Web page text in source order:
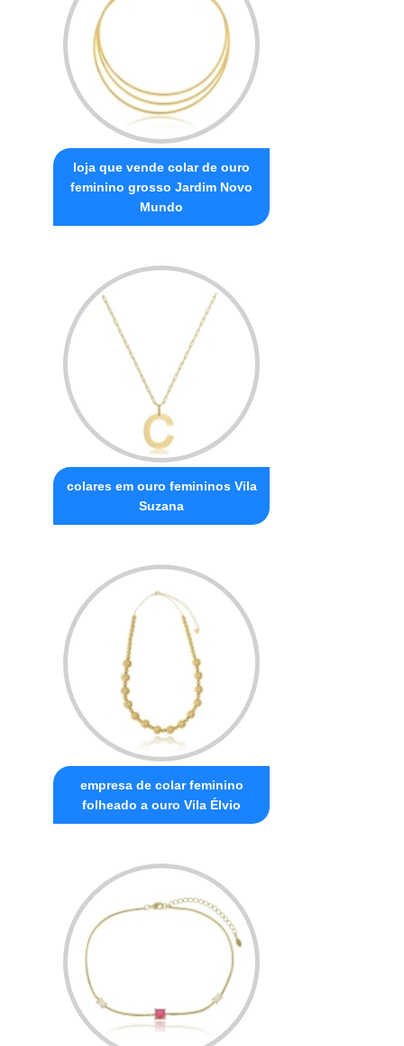
loja que vende colar de ouro
feminino grosso Jardim Novo
Mundo
colares em ouro femininos Vila
Suzana
empresa de colar feminino
folheado a ouro Vila Élvio